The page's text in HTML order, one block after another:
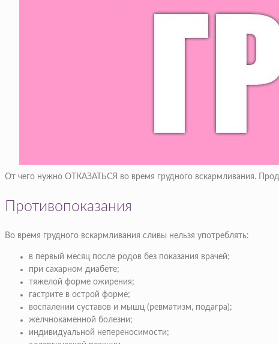
От чего нужно ОТКАЗАТЬСЯ во время грудного вскармливания.
Противопоказания
Во время грудного вскармливания сливы нельзя употреблять:
в первый месяц после родов без показания врачей;
при сахарном диабете;
тяжелой форме ожирения;
гастрите в острой форме;
воспалении суставов и мышц (ревматизм, подагра);
желчнокаменной болезни;
индивидуальной непереносимости;